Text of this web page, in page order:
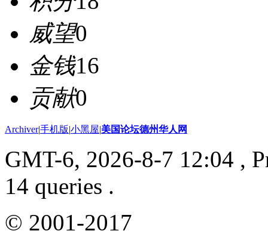
威望0
金钱16
贡献0
Archiver|手机版|小黑屋|美国论坛德州华人网
GMT-6, 2026-8-7 12:04 ,
14 queries .
© 2001-2017